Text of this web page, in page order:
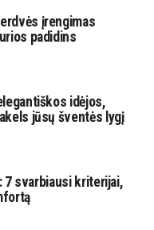
įrengimas
padidins
idėjos,
jūsų šventės lygį
7 svarbiausi kriterijai,